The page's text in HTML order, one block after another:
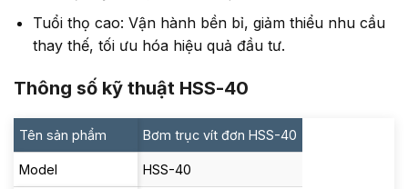
Tuổi thọ cao: Vận hành bền bỉ, giảm thiểu nhu cầu
thay thế, tối ưu hóa hiệu quả đầu tư.
Thông số kỹ thuật HSS-40
Tên sản phẩm Bơm trục vít đơn HSS-40
Model HSS-40